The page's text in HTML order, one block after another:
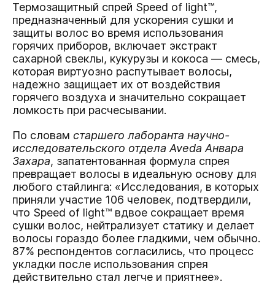
Термозащитный спрей Speed of light™,
предназначенный для ускорения сушки и
защиты волос во время использования
горячих приборов, включает экстракт
сахарной свеклы, кукурузы и кокоса — смесь,
которая виртуозно распутывает волосы,
надежно защищает их от воздействия
горячего воздуха и значительно сокращает
ломкость при расчесывании.
По словам старшего лаборанта научно-
исследовательского отдела Aveda Анвара
Захара, запатентованная формула спрея
превращает волосы в идеальную основу для
любого стайлинга: «Исследования, в которых
приняли участие 106 человек, подтвердили,
что Speed of light™ вдвое сокращает время
сушки волос, нейтрализует статику и делает
волосы гораздо более гладкими, чем обычно.
87% респондентов согласились, что процесс
укладки после использования спрея
действительно стал легче и приятнее».